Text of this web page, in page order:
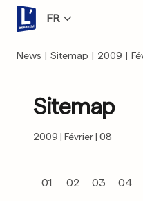
FR
News | Sitemap | 2009 |
Sitemap
2009 Février 08
01 02 03 04